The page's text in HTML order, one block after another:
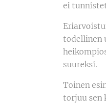
ei
todellinen
suureksi.
Toinen
torjuu sen